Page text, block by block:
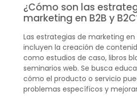
¿Cómo son las
marketing en B2B y
Las estrategias de marketing en
incluyen la creación de
como estudios de caso, libros
seminarios web. Se busca
cómo el producto o servicio
problemas específicos y